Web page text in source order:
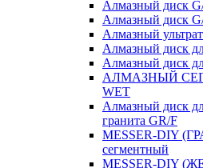
Алмазный диск
Алмазный диск
Алмазный
Алмазный диск
Алмазный диск
АЛМАЗНЫЙ
WET
Алмазный диск
гранита GR/F
MESSER-DIY
сегментный
MESSER-DIY